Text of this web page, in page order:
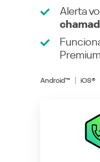
Alerta
Premium
Android™ iOS®